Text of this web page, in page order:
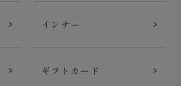
インナー
ギフトカード